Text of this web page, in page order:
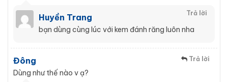
Huyền Trang Trả lời
bạn dùng cùng lúc với kem đánh răng luôn nha
Đông Trả lời
Dùng như thế nào v ạ?